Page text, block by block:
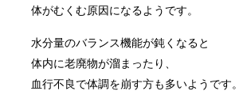
体がむくむ原因になるようです。
水分量のバランス機能が鈍くなると
体内に老廃物が溜まったり、
血行不良で体調を崩す方も多いようです。